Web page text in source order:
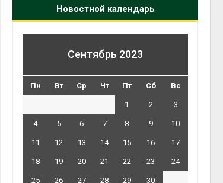
Новостной календарь
Сентябрь 2023
Пн Вт Ср Чт Пт Сб Вс
1 2 3
4 5 6 7 8 9 10
11 12 13 14 15 16 17
18 19 20 21 22 23 24
25 26 27 28 29
30